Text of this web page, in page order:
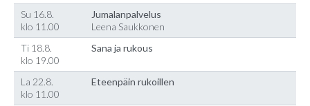
Su 16.8.
klo 11.00
Jumalanpalvelus
Leena Saukkonen
Ti 18.8.
klo 19.00
Sana ja rukous
La 22.8.
klo 11.00
Eteenpäin rukoillen